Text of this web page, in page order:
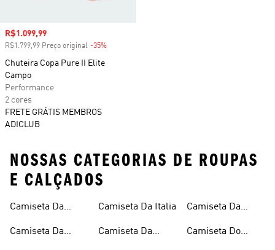
Preço com desconto
R$1.099,99
R$1.799,99 Preço original -35%
Chuteira Copa Pure II Elite
Campo
Performance
2 cores
FRETE GRÁTIS MEMBROS
ADICLUB
NOSSAS CATEGORIAS DE ROUPAS
E CALÇADOS
Camiseta Da
Camiseta Da
Camiseta Da Italia
Camiseta Da
Camiseta Da
Camiseta Do